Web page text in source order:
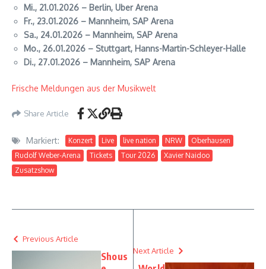
Mi., 21.01.2026 – Berlin, Uber Arena
Fr., 23.01.2026 – Mannheim, SAP Arena
Sa., 24.01.2026 – Mannheim, SAP Arena
Mo., 26.01.2026 – Stuttgart, Hanns-Martin-Schleyer-Halle
Di., 27.01.2026 – Mannheim, SAP Arena
Frische Meldungen aus der Musikwelt
Share Article
Markiert: Konzert Live live nation NRW
Oberhausen
Rudolf Weber-Arena
Tickets Tour 2026
Xavier Naidoo
Zusatzshow
Previous Article
Shous
Next Article